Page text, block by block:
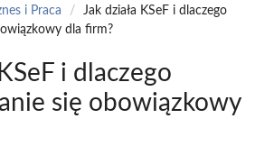
i Praca /
Jak działa KSeF i dlaczego
dla firm?
i dlaczego
się obowiązkowy